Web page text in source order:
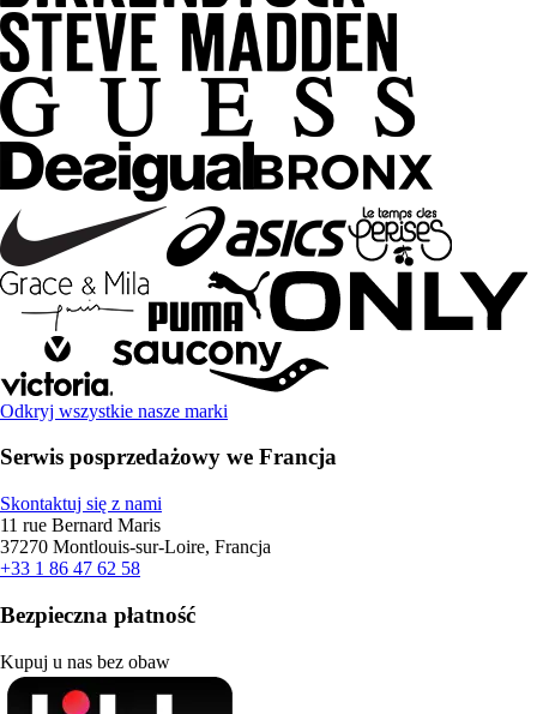
Odkryj wszystkie nasze marki
Serwis posprzedażowy we Francja
Skontaktuj się z nami
11 rue Bernard Maris
37270 Montlouis-sur-Loire, Francja
+33 1 86 47 62 58
Bezpieczna płatność
Kupuj u nas bez obaw